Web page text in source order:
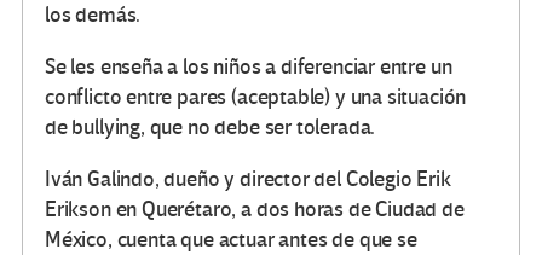
los demás.
Se les enseña a los niños a diferenciar entre un
conflicto entre pares (aceptable) y una situación
de bullying, que no debe ser tolerada.
Iván Galindo, dueño y director del Colegio Erik
Erikson en Querétaro, a dos horas de Ciudad de
México, cuenta que actuar antes de que se